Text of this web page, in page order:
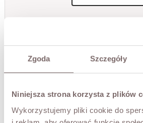
Zgoda Szczegóły
Niniejsza strona korzysta z plików
Wykorzystujemy pliki cookie do
A modern jacket with a utility-
functionality with a minimalist
high-quality cotton fabric, it
and is perfect for transitional
a zipper and snap closure, which
The looser fit and slightly cropped
jacket flattering and complement